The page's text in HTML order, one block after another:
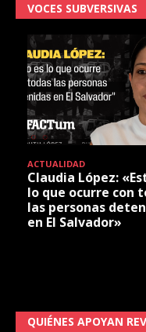
VOCES SUBVERSIVAS
ACTUALIDAD
Claudia López:
lo que ocurre con
las personas
en El Salvador»
QUIÉNES APOYAN